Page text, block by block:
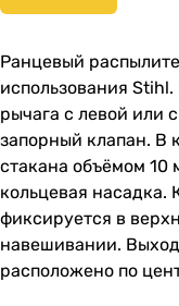
Ранцевый
использования
рычага с левой или
запорный клапан. В
стакана объёмом 10
кольцевая
фиксируется в
навешивании.
расположено по